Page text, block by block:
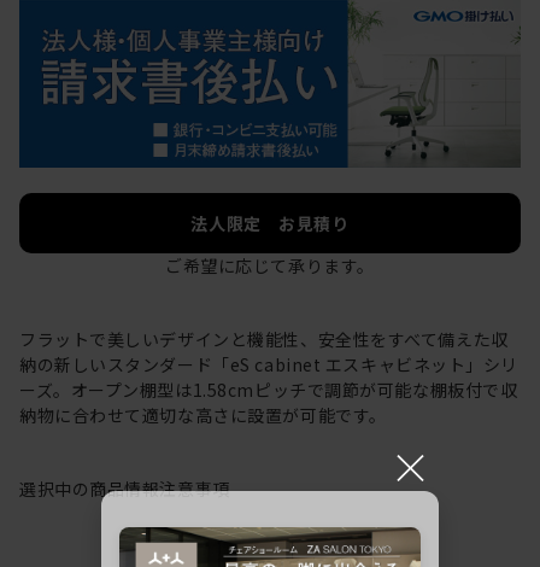
法人限定 お見積り
ご希望に応じて承ります。
フラットで美しいデザインと機能性、安全性をすべて備えた収
納の新しいスタンダード「eS cabinet エスキャビネット」シリ
ーズ。オープン棚型は1.58cmピッチで調節が可能な棚板付で収
納物に合わせて適切な高さに設置が可能です。
選択中の商品情報注意事項 ×